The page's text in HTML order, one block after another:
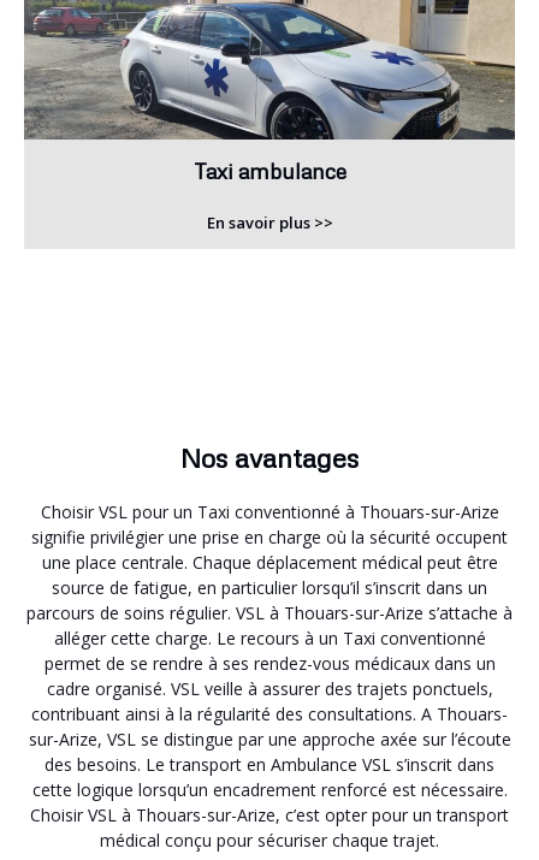
Taxi ambulance
En savoir plus >>
Nos avantages
Choisir VSL pour un Taxi conventionné à Thouars-sur-Arize
signifie privilégier une prise en charge où la sécurité occupent
une place centrale. Chaque déplacement médical peut être
source de fatigue, en particulier lorsqu’il s’inscrit dans un
parcours de soins régulier. VSL à Thouars-sur-Arize s’attache à
alléger cette charge. Le recours à un Taxi conventionné
permet de se rendre à ses rendez-vous médicaux dans un
cadre organisé. VSL veille à assurer des trajets ponctuels,
contribuant ainsi à la régularité des consultations. A Thouars-
sur-Arize, VSL se distingue par une approche axée sur l’écoute
des besoins. Le transport en Ambulance VSL s’inscrit dans
cette logique lorsqu’un encadrement renforcé est nécessaire.
Choisir VSL à Thouars-sur-Arize, c’est opter pour un transport
médical conçu pour sécuriser chaque trajet.